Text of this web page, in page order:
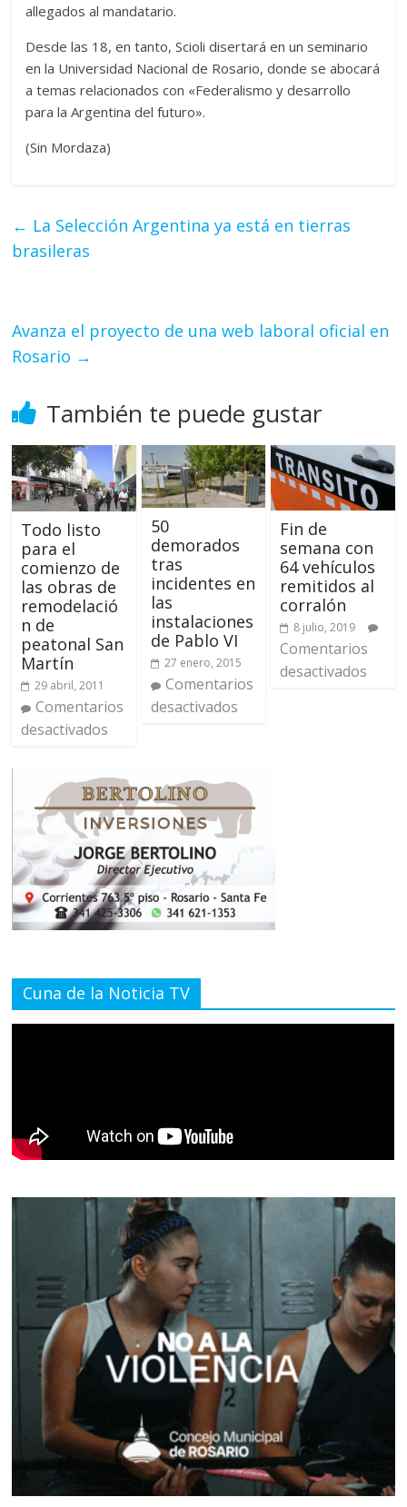
allegados al mandatario.
Desde las 18, en tanto, Scioli disertará en un seminario
en la Universidad Nacional de Rosario, donde se abocará
a temas relacionados con «Federalismo y desarrollo
para la Argentina del futuro».
(Sin Mordaza)
← La Selección Argentina ya está en tierras
brasileras
Avanza el proyecto de una web laboral oficial en
Rosario →
También te puede gustar
Todo listo
para el
comienzo de
las obras de
remodelació
n de
peatonal San
Martín
29 abril, 2011
Comentarios
desactivados
50
demorados
tras
incidentes en
las
instalaciones
de Pablo VI
27 enero, 2015
Comentarios
desactivados
Fin de
semana con
64 vehículos
remitidos al
corralón
8 julio, 2019
Comentarios
desactivados
Cuna de la Noticia TV